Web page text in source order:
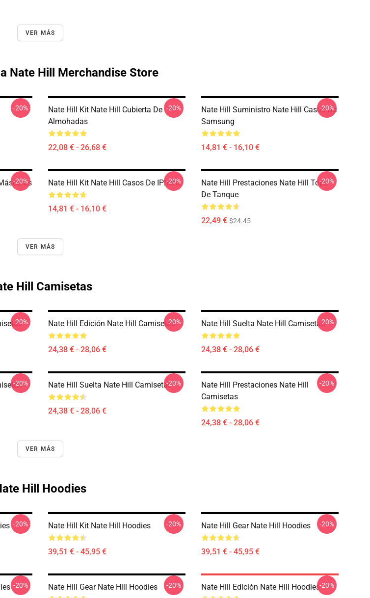
VER MÁS
Nate Hill Merchandise Store
-20%
Nate Hill Kit Nate Hill Cubierta De
Almohadas
22,08 € - 26,68 €
-20%
Nate Hill Suministro Nate Hill Casos De
Samsung
14,81 € - 16,10 €
-20%
-20% Nate Hill Kit Nate Hill Casos De IPhone
14,81 € - 16,10 €
-20%
Nate Hill Prestaciones Nate Hill Tops
De Tanque
22,49 € $24.45
-20%
VER MÁS
Hill Camisetas
-20% Nate Hill Edición Nate Hill Camisetas
24,38 € - 28,06 €
-20% Nate Hill Suelta Nate Hill Camisetas
24,38 € - 28,06 €
-20%
-20% Nate Hill Suelta Nate Hill Camisetas
24,38 € - 28,06 €
-20%
Nate Hill Prestaciones Nate Hill
Camisetas
24,38 € - 28,06 €
-20%
VER MÁS
Hill Hoodies
-20% Nate Hill Kit Nate Hill Hoodies
39,51 € - 45,95 €
-20% Nate Hill Gear Nate Hill Hoodies
39,51 € - 45,95 €
-20%
-20% Nate Hill Gear Nate Hill Hoodies -20% Nate Hill Edición Nate Hill Hoodies-20%